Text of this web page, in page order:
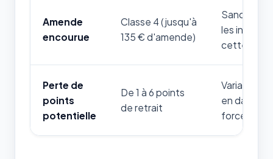
Amende
encourue
Classe 4 (jusqu'à
135 € d'amende)
Sanction
les
cette
Perte de
points
potentielle
De 1 à 6 points
de retrait
Variable
en danger
forces de